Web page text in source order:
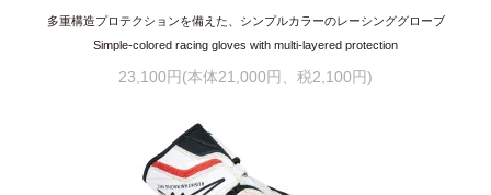
多重構造プロテクションを備えた、シンプルカラーのレーシンググローブ
Simple-colored racing gloves with multi-layered protection
23,100円(本体21,000円、税2,100円)